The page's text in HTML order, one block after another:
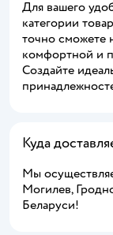
Для вашего
категории
точно сможете
комфортной и
Создайте
Куда
Мы
Могилев,
Беларуси!